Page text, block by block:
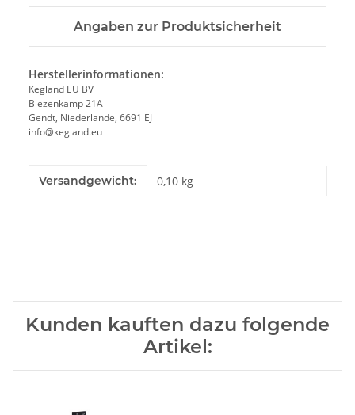
Angaben zur Produktsicherheit
Herstellerinformationen:
Kegland EU BV
Biezenkamp 21A
Gendt, Niederlande, 6691 EJ
info@kegland.eu
Produkteigenschaft
Wert
Versandgewicht: 0,10 kg
Kunden kauften dazu folgende
Artikel: